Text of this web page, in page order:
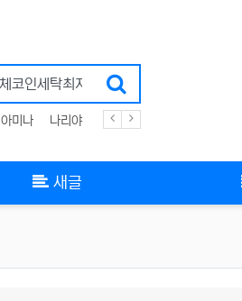
아미나 나리야 플러그인
새글